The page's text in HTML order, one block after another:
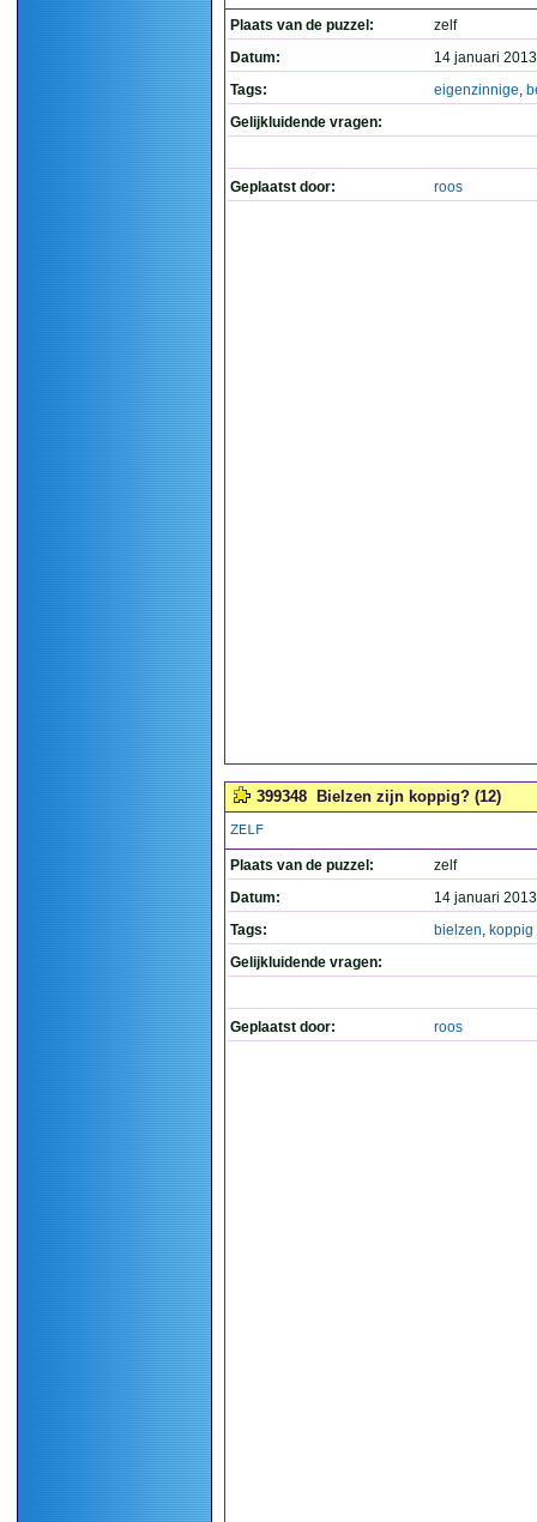
Plaats van de puzzel:
zelf
Datum:
14 januari
Tags:
eigenzinnige,
Gelijkluidende vragen:
Geplaatst door: roos
399348 Bielzen zijn koppig? (12)
ZELF
Plaats van de puzzel:
zelf
Datum:
14 januari
Tags:
bielzen, koppig
Gelijkluidende vragen:
Geplaatst door: roos